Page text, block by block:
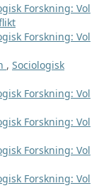
Forskning: Vol
Forskning: Vol
, Sociologisk
Forskning: Vol
Forskning: Vol
Forskning: Vol
Forskning: Vol